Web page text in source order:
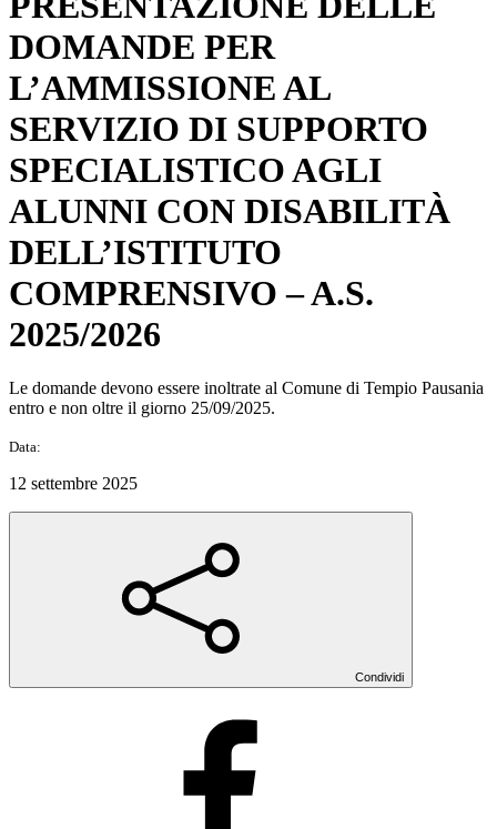
DOMANDE PER
L’AMMISSIONE AL
SERVIZIO DI SUPPORTO
SPECIALISTICO AGLI
ALUNNI CON DISABILITÀ
DELL’ISTITUTO
COMPRENSIVO – A.S.
2025/2026
Le domande devono essere inoltrate al Comune di Tempio Pausania
entro e non oltre il giorno 25/09/2025.
Data:
12 settembre 2025
Condividi